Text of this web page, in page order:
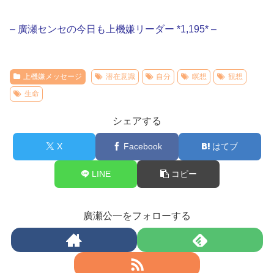
– 廣瀬センセの今日も上機嫌リーダー *1,195* –
上機嫌メッセージ 潜在意識 自分 瞑想
観想
生命
シェアする
X Facebook はてブ
LINE コピー
廣瀬公一をフォローする